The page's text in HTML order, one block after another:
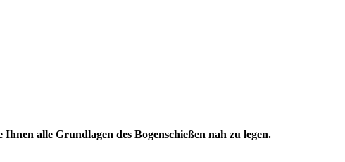
alle Grundlagen des Bogenschießen nah zu legen.